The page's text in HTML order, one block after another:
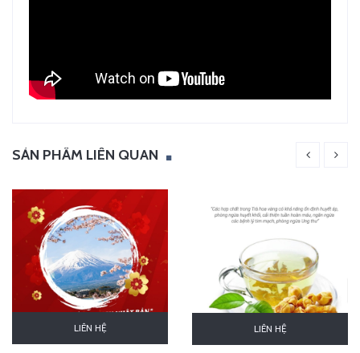
SẢN PHẨM LIÊN QUAN
LIÊN HỆ LIÊN HỆ